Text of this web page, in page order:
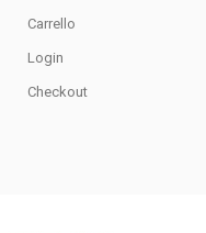
Carrello
Login
Checkout